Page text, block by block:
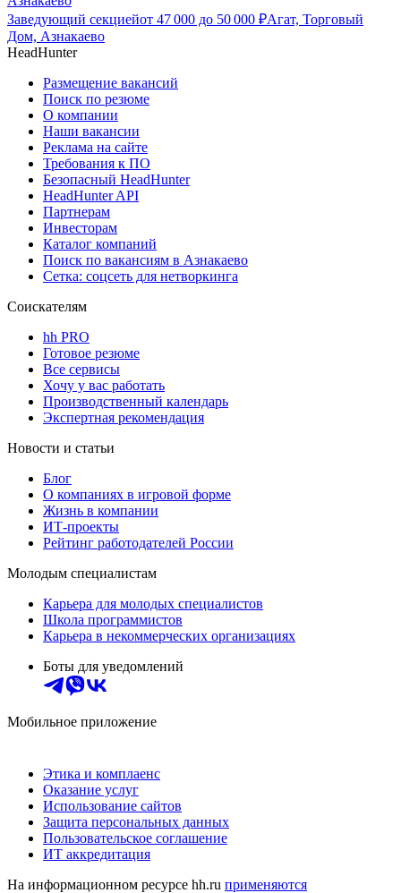
Заведующий секциейот 47 000 до 50 000 ₽Агат, Торговый
Дом, Азнакаево
HeadHunter
Размещение вакансий
Поиск по резюме
О компании
Наши вакансии
Реклама на сайте
Требования к ПО
Безопасный HeadHunter
HeadHunter API
Партнерам
Инвесторам
Каталог компаний
Поиск по вакансиям в Азнакаево
Сетка: соцсеть для нетворкинга
Соискателям
hh PRO
Готовое резюме
Все сервисы
Хочу у вас работать
Производственный календарь
Экспертная рекомендация
Новости и статьи
Блог
О компаниях в игровой форме
Жизнь в компании
ИТ-проекты
Рейтинг работодателей России
Молодым специалистам
Карьера для молодых специалистов
Школа программистов
Карьера в некоммерческих организациях
Боты для уведомлений
Мобильное приложение
Этика и комплаенс
Оказание услуг
Использование сайтов
Защита персональных данных
Пользовательское соглашение
ИТ аккредитация
На информационном ресурсе hh.ru применяются